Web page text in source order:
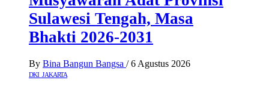
Sulawesi Tengah, Masa
Bhakti 2026-2031
By Bina Bangun Bangsa / 6 Agustus 2026
DKI JAKARTA